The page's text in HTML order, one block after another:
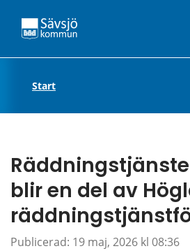
Start
blir en del av
Publicerad: 19 maj, 2026 kl 08:36